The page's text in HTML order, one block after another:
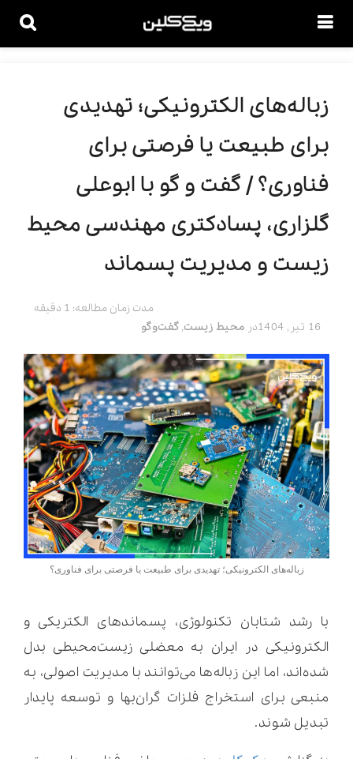
زباله‌های الکترونیکی؛ تهدیدی
برای طبیعت یا فرصتی برای
فناوری؟ / گفت و گو با ابوعلی
گلزاری، پسادکتری مهندسی محیط
زیست و مدیریت پسماند
مدت زمان مطالعه: 1 دقیقه
16 تیر, 1404
در محیط زیست, گفت‌وگو
زباله‌های الکترونیکی؛ تهدیدی برای طبیعت یا فرصتی برای فناوری؟
با رشد شتابان تکنولوژی، پسماندهای الکتریکی و
الکترونیکی در ایران به معضلی زیست‌محیطی بدل
شده‌اند، اما این زباله‌ها می‌توانند با مدیریت اصولی، به
منبعی برای استخراج فلزات گران‌بها و توسعه پایدار
تبدیل شوند.